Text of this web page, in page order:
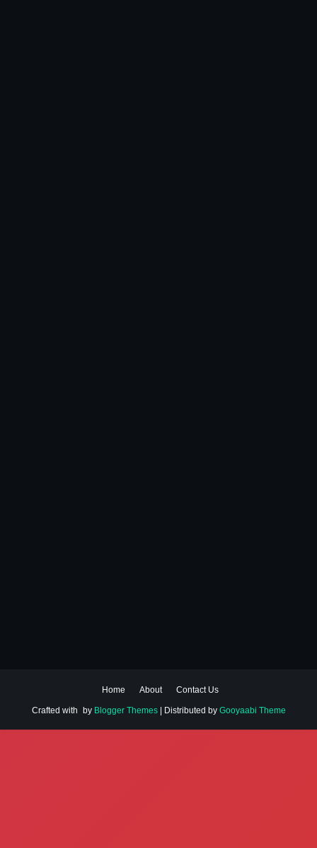
Home About Contact Us
Crafted with by Blogger Themes| Distributed by Gooyaabi Theme